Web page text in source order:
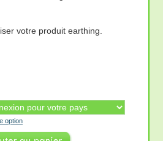
votre produit earthing.
option